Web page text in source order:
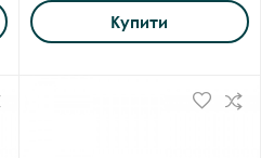
Купити